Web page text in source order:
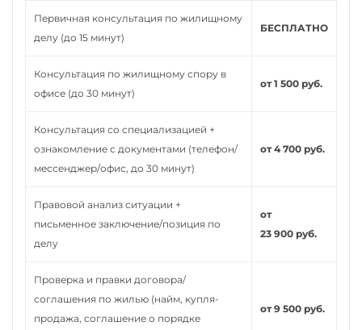
Первичная консультация по жилищному
делу (до 15 минут)
БЕСПЛАТНО
Консультация по жилищному спору в
офисе (до 30 минут)
от 1 500 руб.
Консультация со специализацией +
ознакомление с документами (телефон/
мессенджер/офис, до 30 минут)
от 4 700 руб.
Правовой анализ ситуации +
письменное заключение/позиция по
делу
от
23 900 руб.
Проверка и правки договора/
соглашения по жилью (найм, купля-
продажа, соглашение о порядке
от 9 500 руб.